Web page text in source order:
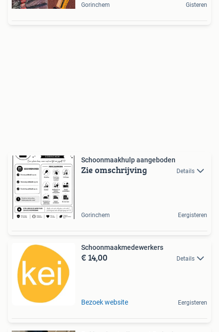
Gorinchem Gisteren
Schoonmaakhulp aangeboden
Zie omschrijving Details
Gorinchem Eergisteren
Schoonmaakmedewerkers
€ 14,00 Details
Bezoek website Eergisteren